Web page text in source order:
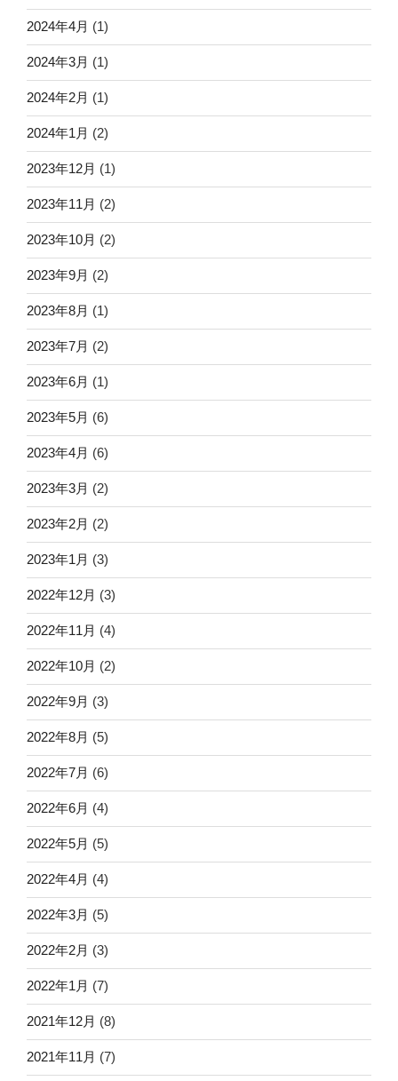
2024年4月 (1)
2024年3月 (1)
2024年2月 (1)
2024年1月 (2)
2023年12月 (1)
2023年11月 (2)
2023年10月 (2)
2023年9月 (2)
2023年8月 (1)
2023年7月 (2)
2023年6月 (1)
2023年5月 (6)
2023年4月 (6)
2023年3月 (2)
2023年2月 (2)
2023年1月 (3)
2022年12月 (3)
2022年11月 (4)
2022年10月 (2)
2022年9月 (3)
2022年8月 (5)
2022年7月 (6)
2022年6月 (4)
2022年5月 (5)
2022年4月 (4)
2022年3月 (5)
2022年2月 (3)
2022年1月 (7)
2021年12月 (8)
2021年11月 (7)